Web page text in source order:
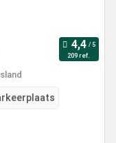
209 ref.